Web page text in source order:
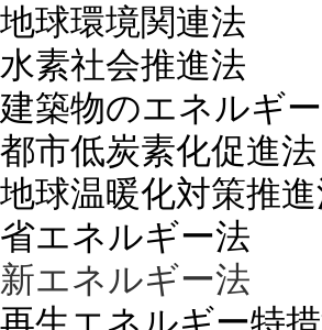
地球環境関連法
水素社会推進法
建築物のエネルギ
都市低炭素化促進法
地球温暖化対策推
省エネルギー法
新エネルギー法